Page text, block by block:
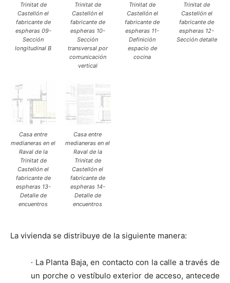
Trinitat de
Castellón el
fabricante de
espheras 09-
Sección
longitudinal B
Trinitat de
Castellón el
fabricante de
espheras 10-
Sección
transversal por
comunicación
vertical
Trinitat de
Castellón el
fabricante de
espheras 11-
Definición
espacio de
cocina
Trinitat de
Castellón el
fabricante de
espheras 12-
Sección detalle
Casa entre
medianeras en el
Raval de la
Trinitat de
Castellón el
fabricante de
espheras 13-
Detalle de
encuentros
Casa entre
medianeras en el
Raval de la
Trinitat de
Castellón el
fabricante de
espheras 14-
Detalle de
encuentros
La vivienda se distribuye de la siguiente manera:
· La Planta Baja, en contacto con la calle a través de
un porche o vestíbulo exterior de acceso, antecede